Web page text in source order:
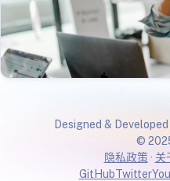
Designed &
©
隐私政策 · 关
GitHubTwitter